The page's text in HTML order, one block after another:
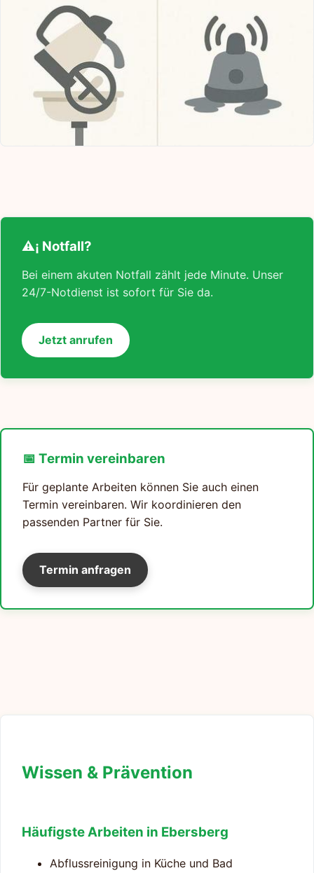
⚠¡ Notfall?
Bei einem akuten Notfall zählt jede Minute. Unser
24/7-Notdienst ist sofort für Sie da.
Jetzt anrufen
📅 Termin vereinbaren
Für geplante Arbeiten können Sie auch einen
Termin vereinbaren. Wir koordinieren den
passenden Partner für Sie.
Termin anfragen
Wissen & Prävention
Häufigste Arbeiten in Ebersberg
Abflussreinigung in Küche und Bad